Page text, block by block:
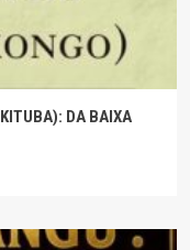
DA BAIXA